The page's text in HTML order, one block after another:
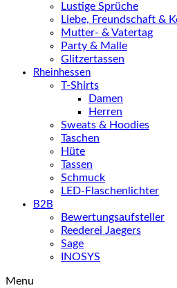
Lustige Sprüche
Liebe, Freundschaft &
Mutter- & Vatertag
Party & Malle
Glitzertassen
Rheinhessen
T-Shirts
Damen
Herren
Sweats & Hoodies
Taschen
Hüte
Tassen
Schmuck
LED-Flaschenlichter
B2B
Bewertungsaufsteller
Reederei Jaegers
Sage
INOSYS
Menu